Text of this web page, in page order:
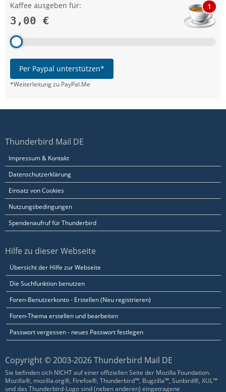
Kaffee ausgeben für:
3,00 €
1
Per Paypal unterstützen*
*Weiterleitung zu PayPal.Me
Thunderbird Mail DE
Impressum & Kontakt
Datenschutzerklärung
Einsatz von Cookies
Nutzungsbedingungen
Spendenaufruf für Thunderbird
Hilfe zu dieser Webseite
Übersicht der Hilfe zur Webseite
Die Suchfunktion benutzen
Foren-Benutzerkonto - Erstellen (Neu registrieren)
Foren-Thema erstellen und bearbeiten
Passwort vergessen - neues Passwort festlegen
Copyright © 2003-2026 Thunderbird Mail DE
Sie befinden sich NICHT auf einer offiziellen Seite der Mozilla Foundation.
Mozilla®, mozilla.org®, Firefox®, Thunderbird™, Bugzilla™, Sunbird®, XUL™
und das Thunderbird-Logo sind (neben anderen) eingetragene